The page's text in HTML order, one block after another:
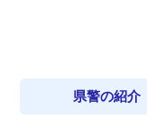
県警の紹介